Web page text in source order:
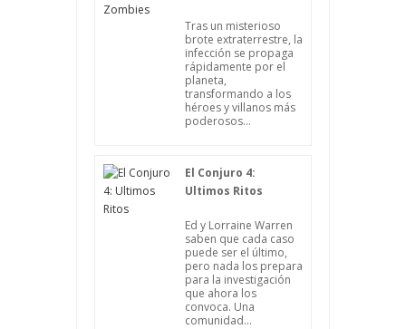
Tras un misterioso
brote extraterrestre, la
infección se propaga
rápidamente por el
planeta,
transformando a los
héroes y villanos más
poderosos...
El Conjuro 4:
Ultimos Ritos
Ed y Lorraine Warren
saben que cada caso
puede ser el último,
pero nada los prepara
para la investigación
que ahora los
convoca. Una
comunidad...